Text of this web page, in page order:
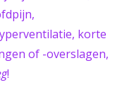
korte
of -overslagen,
!